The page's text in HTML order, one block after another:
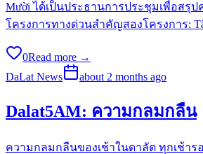
Mười ได้เป็นประธานการประชุมเพื่อสรุ
โครงการทางด่วนสำคัญสองโครงการ:
0Read more →
DaLat News
about 2 months ago
Dalat5AM: ความกลมกลืน
ความกลมกลืนของเช้าในดาลัต ทุกเช้าร